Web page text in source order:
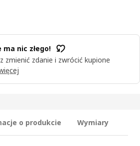
nic złego!
zmienić zdanie i zwrócić kupione
o produkcie Wymiary